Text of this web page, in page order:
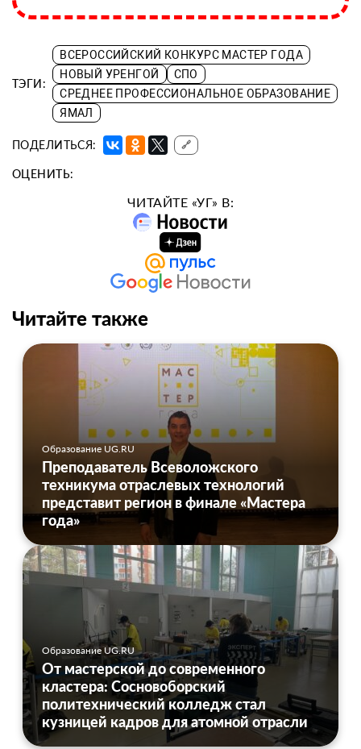
ТЭГИ:
ВСЕРОССИЙСКИЙ КОНКУРС МАСТЕР ГОДА
НОВЫЙ УРЕНГОЙ
СПО
СРЕДНЕЕ ПРОФЕССИОНАЛЬНОЕ ОБРАЗОВАНИЕ
ЯМАЛ
ПОДЕЛИТЬСЯ: 🔗
ОЦЕНИТЬ:
ЧИТАЙТЕ «УГ» В:
Читайте также
Образование UG.RU
Преподаватель Всеволожского
техникума отраслевых технологий
представит регион в финале «Мастера
года»
Образование UG.RU
От мастерской до современного
кластера: Сосновоборский
политехнический колледж стал
кузницей кадров для атомной отрасли